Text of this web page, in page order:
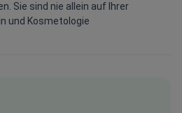
Sie sind nie allein auf Ihrer
und Kosmetologie